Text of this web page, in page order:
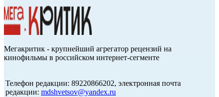
Мегакритик - крупнейший агрегатор рецензий на
кинофильмы в российском интернет-сегменте
Телефон редакции: 89220866202, электронная почта
редакции: mdshvetsov@yandex.ru